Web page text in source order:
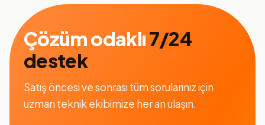
Çözüm odaklı7/24
destek
Satış öncesi ve sonrası tüm sorularınız için
uzman teknik ekibimize her an ulaşın.